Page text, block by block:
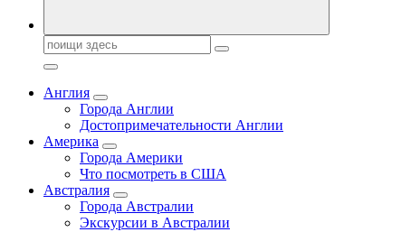
Поиск:
Англия
Города Англии
Достопримечательности Англии
Америка
Города Америки
Что посмотреть в США
Австралия
Города Австралии
Экскурсии в Австралии